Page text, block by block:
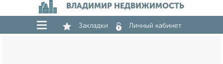
ВЛАДИМИР НЕДВИЖИМОСТЬ
Закладки Личный кабинет